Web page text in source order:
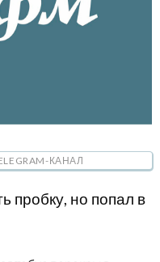
КАНАЛ
пробку, но попал в